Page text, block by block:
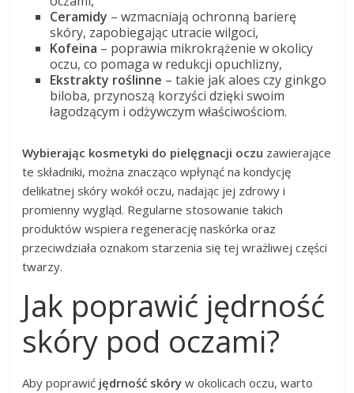
Ceramidy – wzmacniają ochronną barierę
skóry, zapobiegając utracie wilgoci,
Kofeina – poprawia mikrokrążenie w okolicy
oczu, co pomaga w redukcji opuchlizny,
Ekstrakty roślinne – takie jak aloes czy ginkgo
biloba, przynoszą korzyści dzięki swoim
łagodzącym i odżywczym właściwościom.
Wybierając kosmetyki do pielęgnacji oczu zawierające
te składniki, można znacząco wpłynąć na kondycję
delikatnej skóry wokół oczu, nadając jej zdrowy i
promienny wygląd. Regularne stosowanie takich
produktów wspiera regenerację naskórka oraz
przeciwdziała oznakom starzenia się tej wrażliwej części
twarzy.
Jak poprawić jędrność
skóry pod oczami?
Aby poprawić jędrność skóry w okolicach oczu, warto